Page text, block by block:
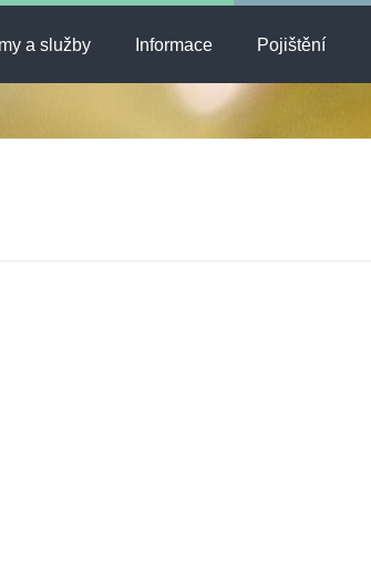
a služby Informace Pojištění